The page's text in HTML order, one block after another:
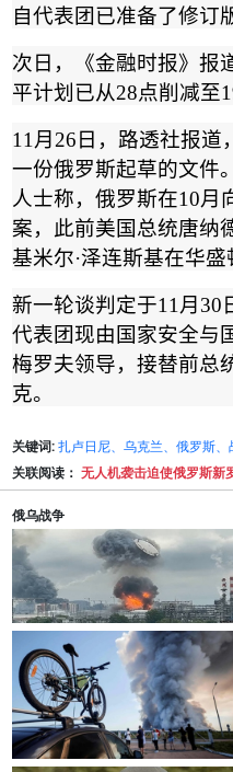
自代表团已准备了修订
次日，《金融时报》报
平计划已从28点削减至
11月 26 日，路透社报道
一份俄罗斯起草的文件
人士称，俄罗斯在10月
案，此前美国总统唐纳
基米尔·泽连斯基在华盛
新一轮谈判定于11月 30
代表团现由国家安全与
梅罗夫领导，接替前总
克。
关键词: 扎卢日尼、乌克兰、俄罗斯、
关联阅读： 无人机袭击迫使俄罗斯新
俄乌战争